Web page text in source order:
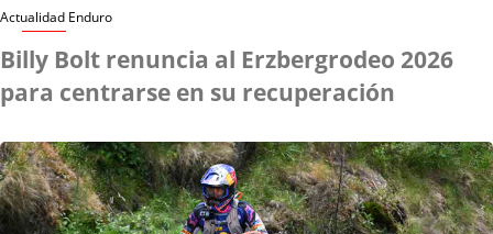
Actualidad Enduro
Billy Bolt renuncia al Erzbergrodeo 2026
para centrarse en su recuperación